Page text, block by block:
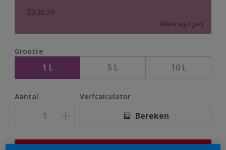
Z0.20.50
Kleur wijzigen
Grootte
1 L 5 L 10 L
Aantal Verfcalculator
Bereken